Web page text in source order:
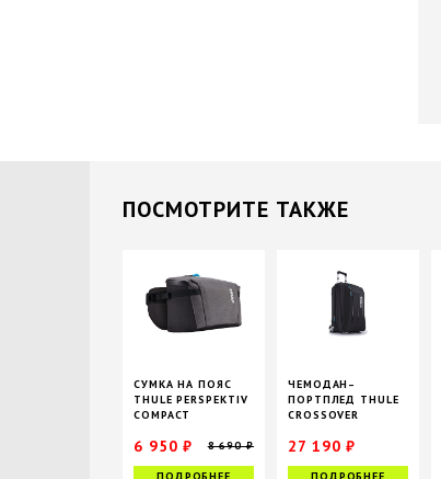
ПОCМОТРИТЕ ТАКЖЕ
СУМКА НА ПОЯС
THULE PERSPEKTIV
COMPACT
6 950 ₽ 8 690 ₽
ЧЕМОДАН–
ПОРТПЛЕД THULE
CROSSOVER
27 190 ₽
33 990 ₽